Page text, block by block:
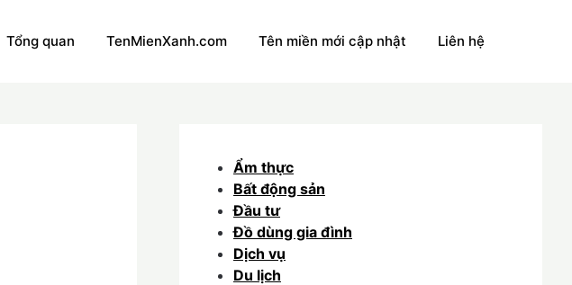
Tổng quan TenMienXanh.com Tên miền mới cập nhật Liên hệ
Ẩm thực
Bất động sản
Đầu tư
Đồ dùng gia đình
Dịch vụ
Du lịch